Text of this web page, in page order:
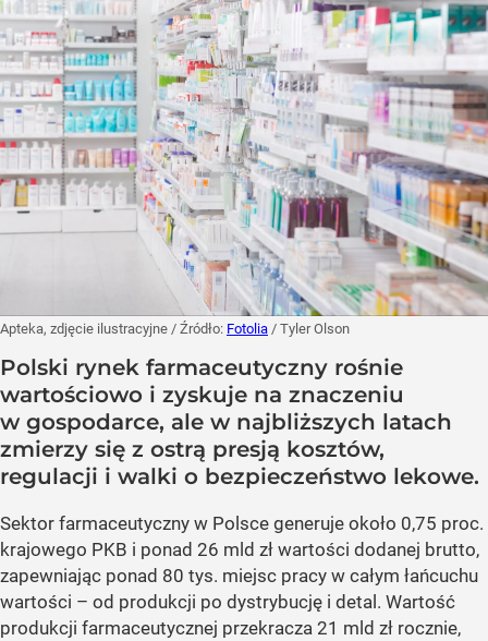
Apteka, zdjęcie ilustracyjne / Źródło: Fotolia / Tyler Olson
Polski rynek farmaceutyczny rośnie
wartościowo i zyskuje na znaczeniu
w gospodarce, ale w najbliższych latach
zmierzy się z ostrą presją kosztów,
regulacji i walki o bezpieczeństwo lekowe.
Sektor farmaceutyczny w Polsce generuje około 0,75 proc.
krajowego PKB i ponad 26 mld zł wartości dodanej brutto,
zapewniając ponad 80 tys. miejsc pracy w całym łańcuchu
wartości – od produkcji po dystrybucję i detal. Wartość
produkcji farmaceutycznej przekracza 21 mld zł rocznie,